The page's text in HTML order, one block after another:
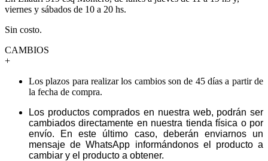
viernes y sábados de 10 a 20 hs.
Sin costo.
CAMBIOS
+
Los plazos para realizar los cambios son de 45 días a partir de
la fecha de compra.
Los productos comprados en nuestra web, podrán ser
cambiados directamente en nuestra tienda física o por
envío. En este último caso, deberán enviarnos un
mensaje de WhatsApp informándonos el producto a
cambiar y el producto a obtener.